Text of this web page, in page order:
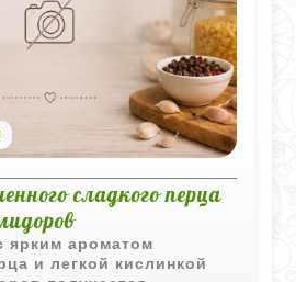
сладкого перца
ярким ароматом
и легкой кислинкой